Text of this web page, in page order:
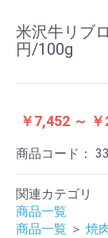
米沢牛リブ
円/100g
￥7,452 ～
商品コード：
関連カテゴリ
商品一覧
商品一覧 ＞ 焼